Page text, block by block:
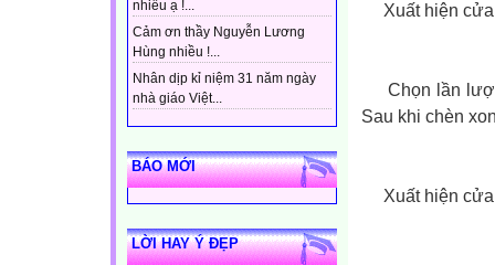
nhiều ạ !...
Cảm ơn thầy Nguyễn Lương
Hùng nhiều !...
Nhân dịp kỉ niệm 31 năm ngày
nhà giáo Việt...
BÁO MỚI
LỜI HAY Ý ĐẸP
Xuất hiện cửa
Chọn lần lượt
Sau khi chèn
Xuất hiện cửa